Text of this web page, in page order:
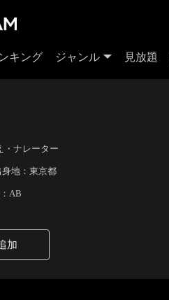
キング ジャンル 見放題
ナレーター
身地：東京都
AB
加